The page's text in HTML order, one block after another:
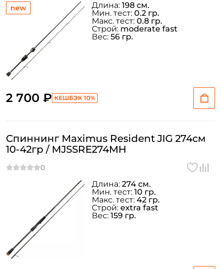
new
2 700 ₽ КЕШБЭК 10%
Длина: 198 см.
Мин. тест: 0.2 гр.
Макс. тест: 0.8 гр.
Строй: moderate fast
Вес: 56 гр.
Спиннинг Maximus Resident JIG 274см
10-42гр / MJSSRE274MH
Длина: 274 см.
Мин. тест: 10 гр.
Макс. тест: 42 гр.
Строй: extra fast
Вес: 159 гр.